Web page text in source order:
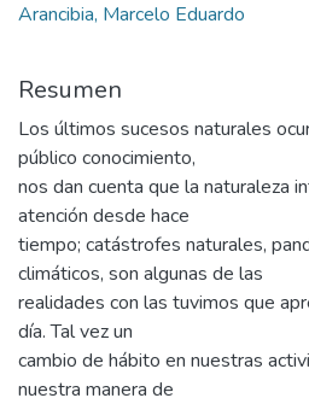
Arancibia, Marcelo Eduardo
Resumen
Los últimos sucesos naturales
público conocimiento,
nos dan cuenta que la naturaleza
atención desde hace
tiempo; catástrofes naturales,
climáticos, son algunas de las
realidades con las tuvimos que
día. Tal vez un
cambio de hábito en nuestras
nuestra manera de